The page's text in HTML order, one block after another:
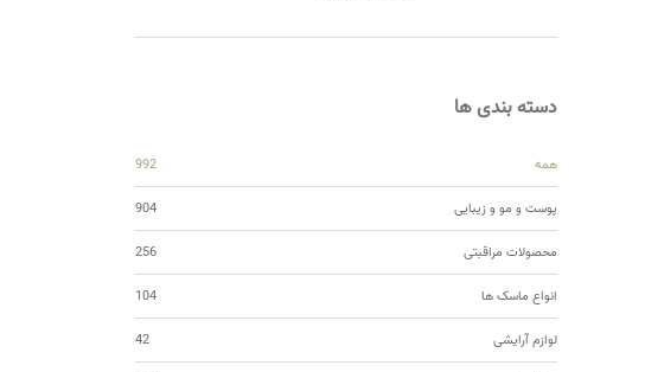
دسته بندی ها
همه 992
پوست و مو و زیبایی 904
محصولات مراقبتی 256
انواع ماسک ها 104
لوازم آرایشی 42